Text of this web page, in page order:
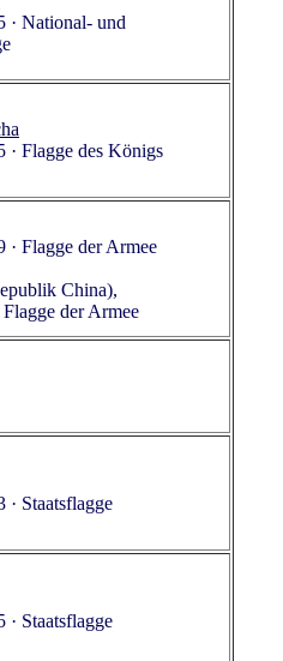
· National- und
· Flagge des Königs
· Flagge der Armee
China),
Flagge der Armee
· Staatsflagge
· Staatsflagge